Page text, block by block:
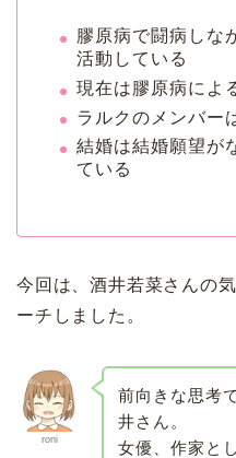
膠原病で闘病しな
活動している
現在は膠原病によ
ラルクのメンバー
結婚は結婚願望が
ている
今回は、酒井若菜さんの
ーチしました。
roni
前向きな思考
井さん。
女優、作家と